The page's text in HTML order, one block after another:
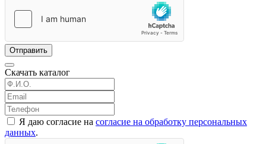
Отправить
Скачать каталог
Я даю согласие на согласие на обработку персональных
данных.